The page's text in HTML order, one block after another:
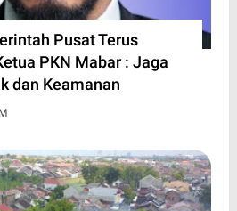
Pusat Terus
PKN Mabar : Jaga
dan Keamanan